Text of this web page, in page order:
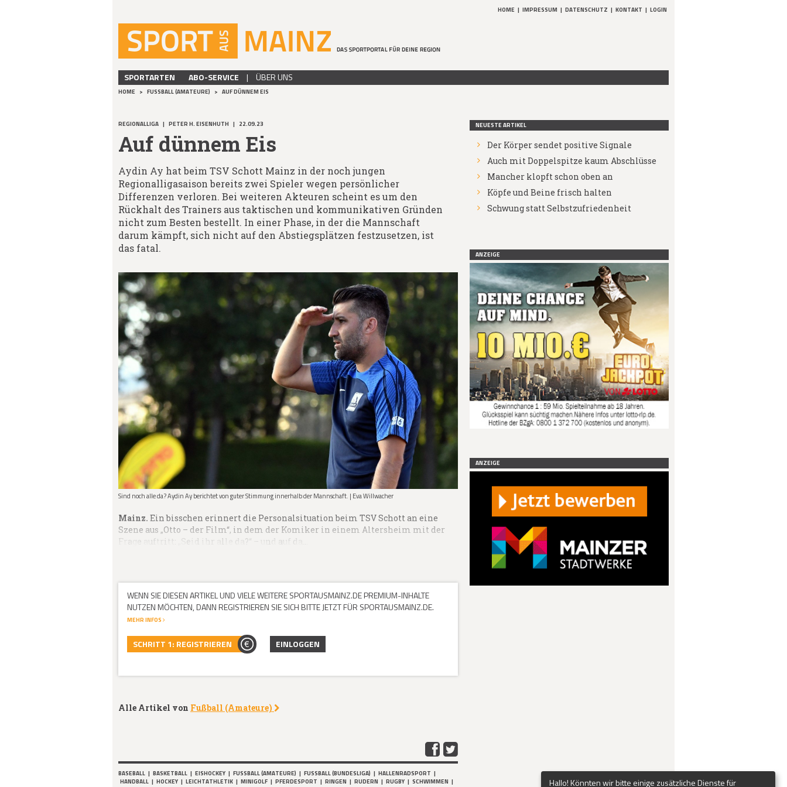
HOME | IMPRESSUM | DATENSCHUTZ | KONTAKT | LOGIN
SPORTARTEN ABO-SERVICE | ÜBER UNS
HOME > FUSSBALL (AMATEURE) > AUF DÜNNEM EIS
REGIONALLIGA | PETER H. EISENHUTH | 22.09.23
Auf dünnem Eis
Aydin Ay hat beim TSV Schott Mainz in der noch jungen
Regionalligasaison bereits zwei Spieler wegen persönlicher
Differenzen verloren. Bei weiteren Akteuren scheint es um den
Rückhalt des Trainers aus taktischen und kommunikativen Gründen
nicht zum Besten bestellt. In einer Phase, in der die Mannschaft
darum kämpft, sich nicht auf den Abstiegsplätzen festzusetzen, ist
das fatal.
Sind noch alle da? Aydin Ay berichtet von guter Stimmung innerhalb der Mannschaft. | Eva Willwacher
Mainz. Ein bisschen erinnert die Personalsituation beim TSV Schott an eine
Szene aus „Otto – der Film“, in dem der Komiker in einem Altersheim mit der
Frage auftritt: „Seid ihr alle da?“ – und auf da…
WENN SIE DIESEN ARTIKEL UND VIELE WEITERE SPORTAUSMAINZ.DE PREMIUM-INHALTE
NUTZEN MÖCHTEN, DANN REGISTRIEREN SIE SICH BITTE JETZT FÜR SPORTAUSMAINZ.DE.
MEHR INFOS
SCHRITT 1: REGISTRIEREN EINLOGGEN
Alle Artikel von Fußball (Amateure)
NEUESTE ARTIKEL
Der Körper sendet positive Signale
Auch mit Doppelspitze kaum Abschlüsse
Mancher klopft schon oben an
Köpfe und Beine frisch halten
Schwung statt Selbstzufriedenheit
ANZEIGE
ANZEIGE
BASEBALL | BASKETBALL | EISHOCKEY | FUSSBALL (AMATEURE) | FUSSBALL (BUNDESLIGA) | HALLENRADSPORT |
HANDBALL | HOCKEY | LEICHTATHLETIK | MINIGOLF | PFERDESPORT | RINGEN | RUDERN | RUGBY | SCHWIMMEN |
Hallo! Könnten wir bitte einige zusätzliche Dienste für